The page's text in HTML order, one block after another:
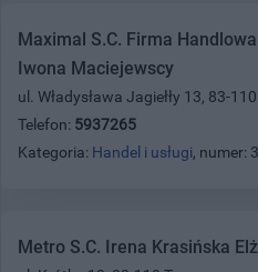
Maximal S.C. Firma
Iwona Maciejewscy
ul. Władysława Jagiełły 13, 83-
Telefon: 5937265
Kategoria: Handel i usługi, numer:
Metro S.C. Irena Krasińska